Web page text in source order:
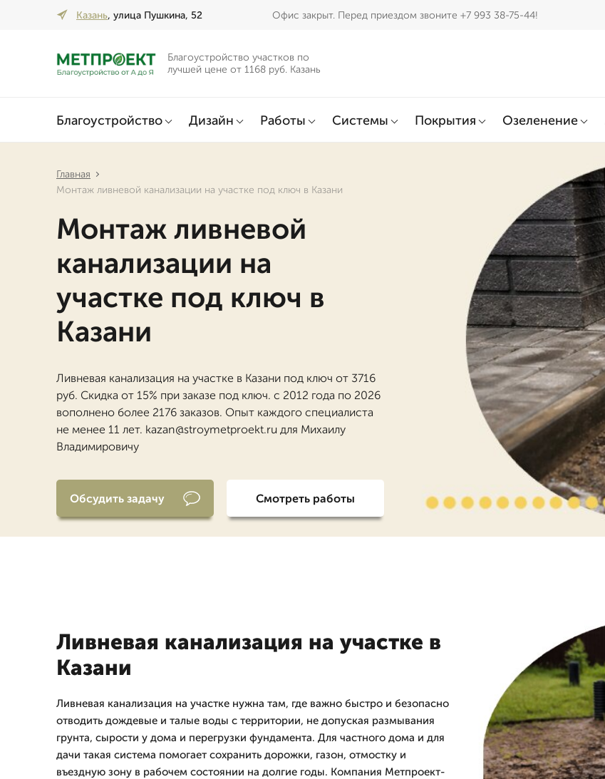
Казань, улица Пушкина, 52 Офис закрыт. Перед приездом звоните +7 993 38-75-44!
Благоустройство участков по
лучшей цене от 1168 руб. Казань
Благоустройство Дизайн Работы Системы Покрытия Озеленение
Главная
Монтаж ливневой канализации на участке под ключ в Казани
Монтаж ливневой
канализации на
участке под ключ в
Казани
Ливневая канализация на участке в Казани под ключ от 3716
руб. Скидка от 15% при заказе под ключ. с 2012 года по 2026
вополнено более 2176 заказов. Опыт каждого специалиста
не менее 11 лет. kazan@stroymetproekt.ru для Михаилу
Владимировичу
Обсудить задачу Смотреть работы
Ливневая канализация на участке в
Казани
Ливневая канализация на участке нужна там, где важно быстро и безопасно
отводить дождевые и талые воды с территории, не допуская размывания
грунта, сырости у дома и перегрузки фундамента. Для частного дома и для
дачи такая система помогает сохранить дорожки, газон, отмостку и
въездную зону в рабочем состоянии на долгие годы. Компания Метпроект-